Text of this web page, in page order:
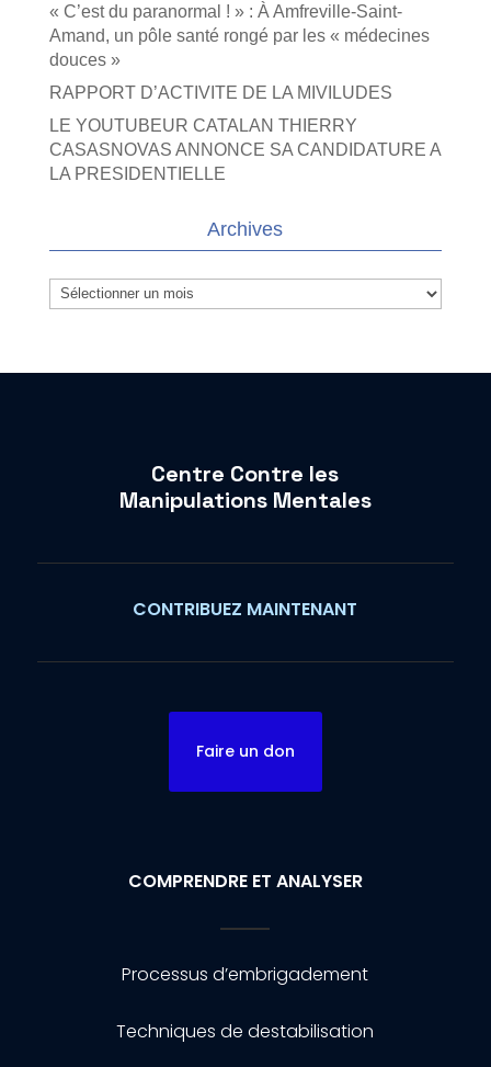
« C’est du paranormal ! » : À Amfreville-Saint-
Amand, un pôle santé rongé par les « médecines
douces »
RAPPORT D’ACTIVITE DE LA MIVILUDES
LE YOUTUBEUR CATALAN THIERRY
CASASNOVAS ANNONCE SA CANDIDATURE A
LA PRESIDENTIELLE
Archives
Archives
Centre Contre les
Manipulations Mentales
CONTRIBUEZ MAINTENANT
Faire un don
COMPRENDRE ET ANALYSER
Processus d’embrigadement
Techniques de destabilisation